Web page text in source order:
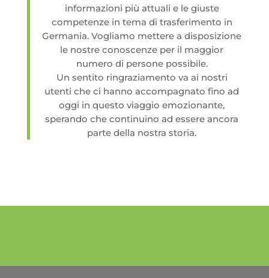
informazioni più attuali e le giuste
competenze in tema di trasferimento in
Germania. Vogliamo mettere a disposizione
le nostre conoscenze per il maggior
numero di persone possibile.
Un sentito ringraziamento va ai nostri
utenti che ci hanno accompagnato fino ad
oggi in questo viaggio emozionante,
sperando che continuino ad essere ancora
parte della nostra storia.